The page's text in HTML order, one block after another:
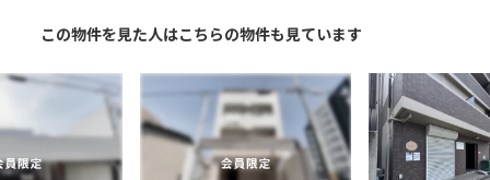
この物件を見た人はこちらの物件も見ています